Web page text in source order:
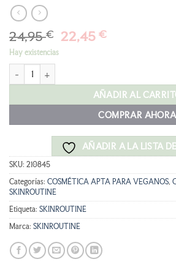
24,95€ El
24,95 €.
22,45€El
22,45 €.
Hay existencias
SKINROUTINE Nº2 Gel limpiador 200ml
AÑADIR AL
COMPRAR AHORA
AÑADIR A LA LISTA
SKU: 210845
Categorías: COSMÉTICA APTA PARA VEGANOS,
SKINROUTINE
Etiqueta: SKINROUTINE
Marca: SKINROUTINE